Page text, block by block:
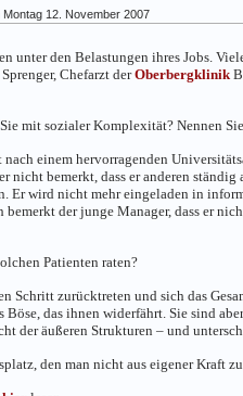
Montag 12. November 2007
unter den Belastungen ihres Jobs.
Chefarzt derOberbergklinik
mit sozialer Komplexität? Nennen
einem hervorragenden
nicht bemerkt, dass er anderen
Er wird nicht mehr eingeladen in
bemerkt der junge Manager, dass er
Patienten raten?
Schritt zurücktreten und sich das
Böse, das ihnen widerfährt. Sie sind
der äußeren Strukturen – und
den man nicht aus eigener Kraft